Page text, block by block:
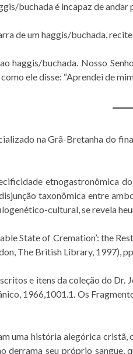
buchada é incapaz de andar
de um haggis/buchada,
haggis/buchada. Nosso
ele disse: “Aprendei de
na Grã-Bretanha do
etnogastronômica
taxonômica entre
cultural, se revela
State of Cremation’: the
The British Library, 1997),
e itens da coleção do Dr.
1966,1001.1. Os
uma história alegórica
derrama seu próprio